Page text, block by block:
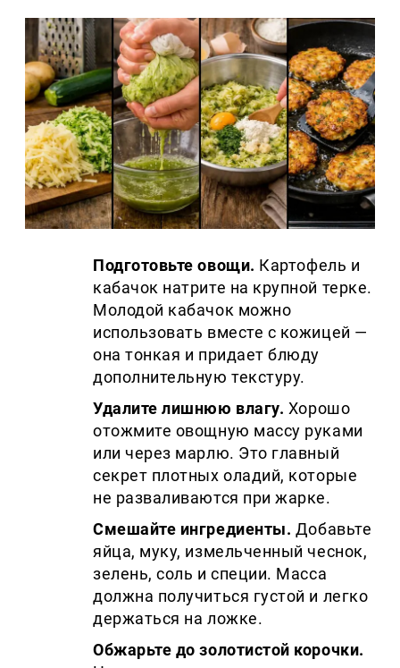
Подготовьте овощи. Картофель и
кабачок натрите на крупной терке.
Молодой кабачок можно
использовать вместе с кожицей —
она тонкая и придает блюду
дополнительную текстуру.
Удалите лишнюю влагу. Хорошо
отожмите овощную массу руками
или через марлю. Это главный
секрет плотных оладий, которые
не разваливаются при жарке.
Смешайте ингредиенты. Добавьте
яйца, муку, измельченный чеснок,
зелень, соль и специи. Масса
должна получиться густой и легко
держаться на ложке.
Обжарьте до золотистой корочки.